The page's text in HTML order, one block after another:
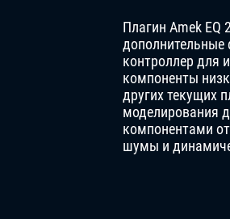
Плагин Amek EQ
дополнительные
контроллер для
компоненты
других текущих
моделирования
компонентами
шумы и